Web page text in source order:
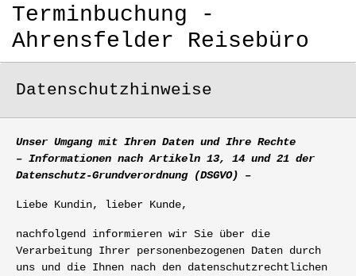
Terminbuchung -
Ahrensfelder Reisebüro
Datenschutzhinweise
Unser Umgang mit Ihren Daten und Ihre Rechte
– Informationen nach Artikeln 13, 14 und 21 der
Datenschutz-Grundverordnung (DSGVO) –
Liebe Kundin, lieber Kunde,
nachfolgend informieren wir Sie über die
Verarbeitung Ihrer personenbezogenen Daten durch
uns und die Ihnen nach den datenschutzrechtlichen